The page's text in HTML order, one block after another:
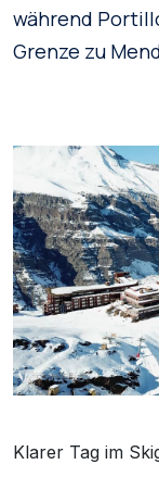
während
Grenze zu
Klarer Tag im